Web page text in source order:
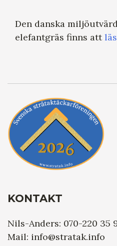
Den danska
elefantgräs finns att
KONTAKT
Nils-Anders: 070-220 35
Mail: info@stratak.info